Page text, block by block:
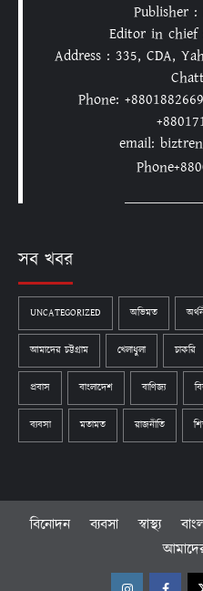
Publisher
Editor in
Address : 335, CDA,
Phone:
email:
সব খবর
UNCATEGORIZED অভিমত
আমাদের চট্টগ্রাম খেলাধুলা চাকরি
প্রবাস বাংলাদেশ বাণিজ্য
ব্যবসা মতামত রাজনীতি
বিনোদন ব্যবসা স্বাস্থ্য